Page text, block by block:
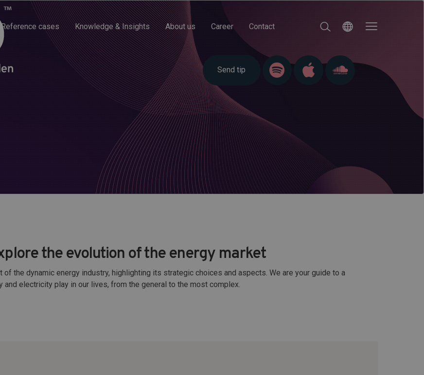
Reference cases Knowledge & Insights About us Career Contact
Send tip
the evolution of the energy market
of the dynamic energy industry, highlighting its strategic choices and aspects. We are your guide to a
electricity play in our lives, from the general to the most complex.